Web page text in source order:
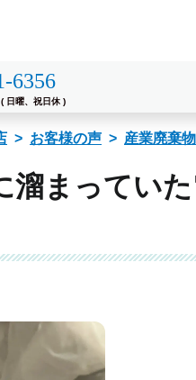
6356
日曜、祝日休 )
お客様の声 産業廃棄
溜まってい